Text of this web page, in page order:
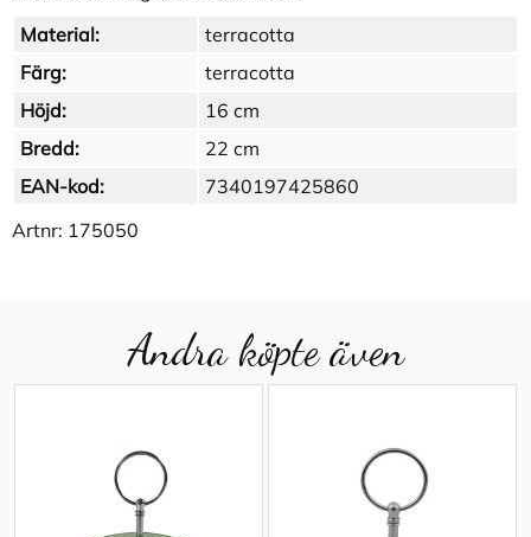
Material:
terracotta
Färg:
terracotta
Höjd:
16 cm
Bredd:
22 cm
EAN-kod:
7340197425860
Artnr: 175050
Andra köpte även